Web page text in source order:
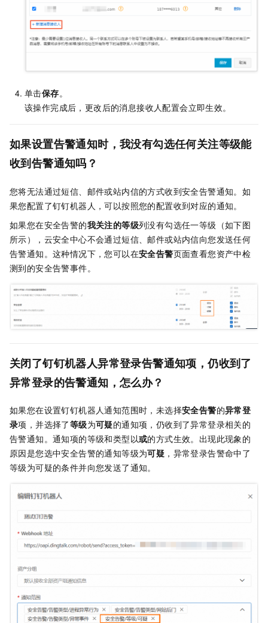
单击保存。
该操作完成后，更改后的消息接收人配置会立即生效。
如果设置告警通知时，我没有勾选任何关注等级能
收到告警通知吗？
您将无法通过短信、 邮件或站内信的方式收到安全告警通知。如
果您配置了钉钉机器人，可以按照您的配置收到对应的通知。
如果您在安全告警的我关注的等级列没有勾选任一等级（如下图
所示），云安全中心不会通过短信、 邮件或站内信向您发送任何
告警通知。这种情况下，您可以在安全告警页面查看您资产中检
测到的安全告警事件。
关闭了钉钉机器人异常登录告警通知项，仍收到了
异常登录的告警通知，怎么办？
如果您在设置钉钉机器人通知范围时，未选择安全告警的异常登
录项，并选择了等级为可疑的通知项，仍收到了异常登录相关的
告警通知。通知项的等级和类型以或的方式生效。出现此现象的
原因是您选中安全告警的通知等级为可疑 ，异常登录告警命中了
等级为可疑的条件并向您发送了通知。